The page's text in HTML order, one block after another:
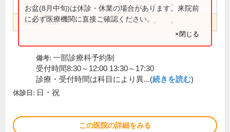
9:00～12:30 ● ● ● ● ●
14:00～18:00 ● ● ● ●
お盆(8月中旬)は休診・休業の場合があります。来院前
に必ず医療機関に直接ご確認ください。
×閉じる
備考: 一部診療科予約制
受付時間8:30～12:00 13:30～17:30
診療・受付時間は科目により異...(続きを読む)
休診日: 日・祝
この医院の詳細をみる